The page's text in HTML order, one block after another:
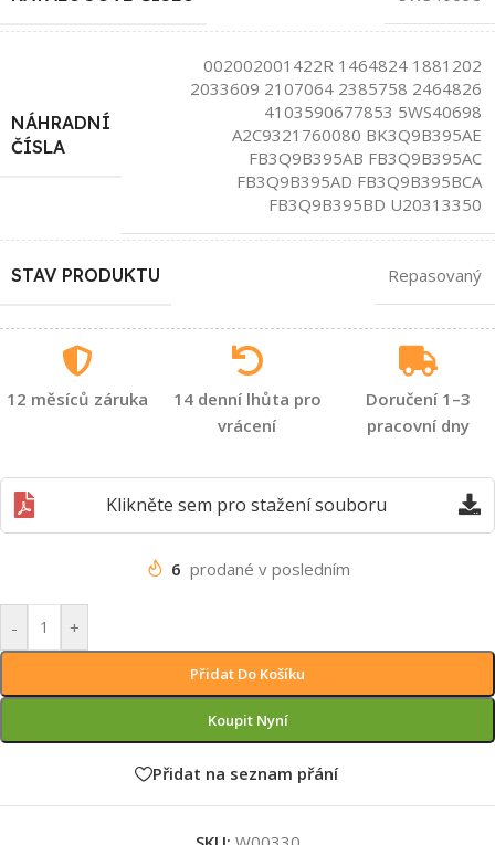
NÁHRADNÍ
ČÍSLA
002002001422R 1464824 1881202
2033609 2107064 2385758 2464826
4103590677853 5WS40698
A2C9321760080 BK3Q9B395AE
FB3Q9B395AB FB3Q9B395AC
FB3Q9B395AD FB3Q9B395BCA
FB3Q9B395BD U20313350
STAV PRODUKTU Repasovaný
12 měsíců záruka
14 denní lhůta pro
vrácení
Doručení 1–3
pracovní dny
Klikněte sem pro stažení souboru
6 prodané v posledním
- +
Přidat Do Košíku
Koupit Nyní
Přidat na seznam přání